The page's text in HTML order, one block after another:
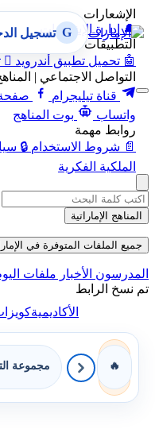
الإشعارات
🔔 إدارة الإشعارات
التطبيقات
🤖 تحميل تطبيق أندرويد 
التواصل الاجتماعي |
قناة تيليجرام
واتساب
بوت المناهج
روابط مهمة
📄 شروط الاستخدام 🔒
الملكية الفكرية
G تسجيل
المناهج الإماراتية
جميع الملفات المتوفرة في الإمارات حتى
المدرسون الأخبار ملفات
تم نسخ الرابط
الأكاديمية
🔥 مجموعة